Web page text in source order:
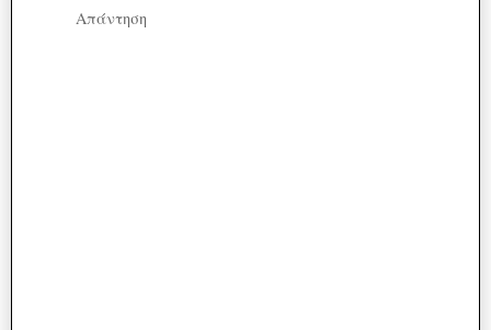
Απάντηση